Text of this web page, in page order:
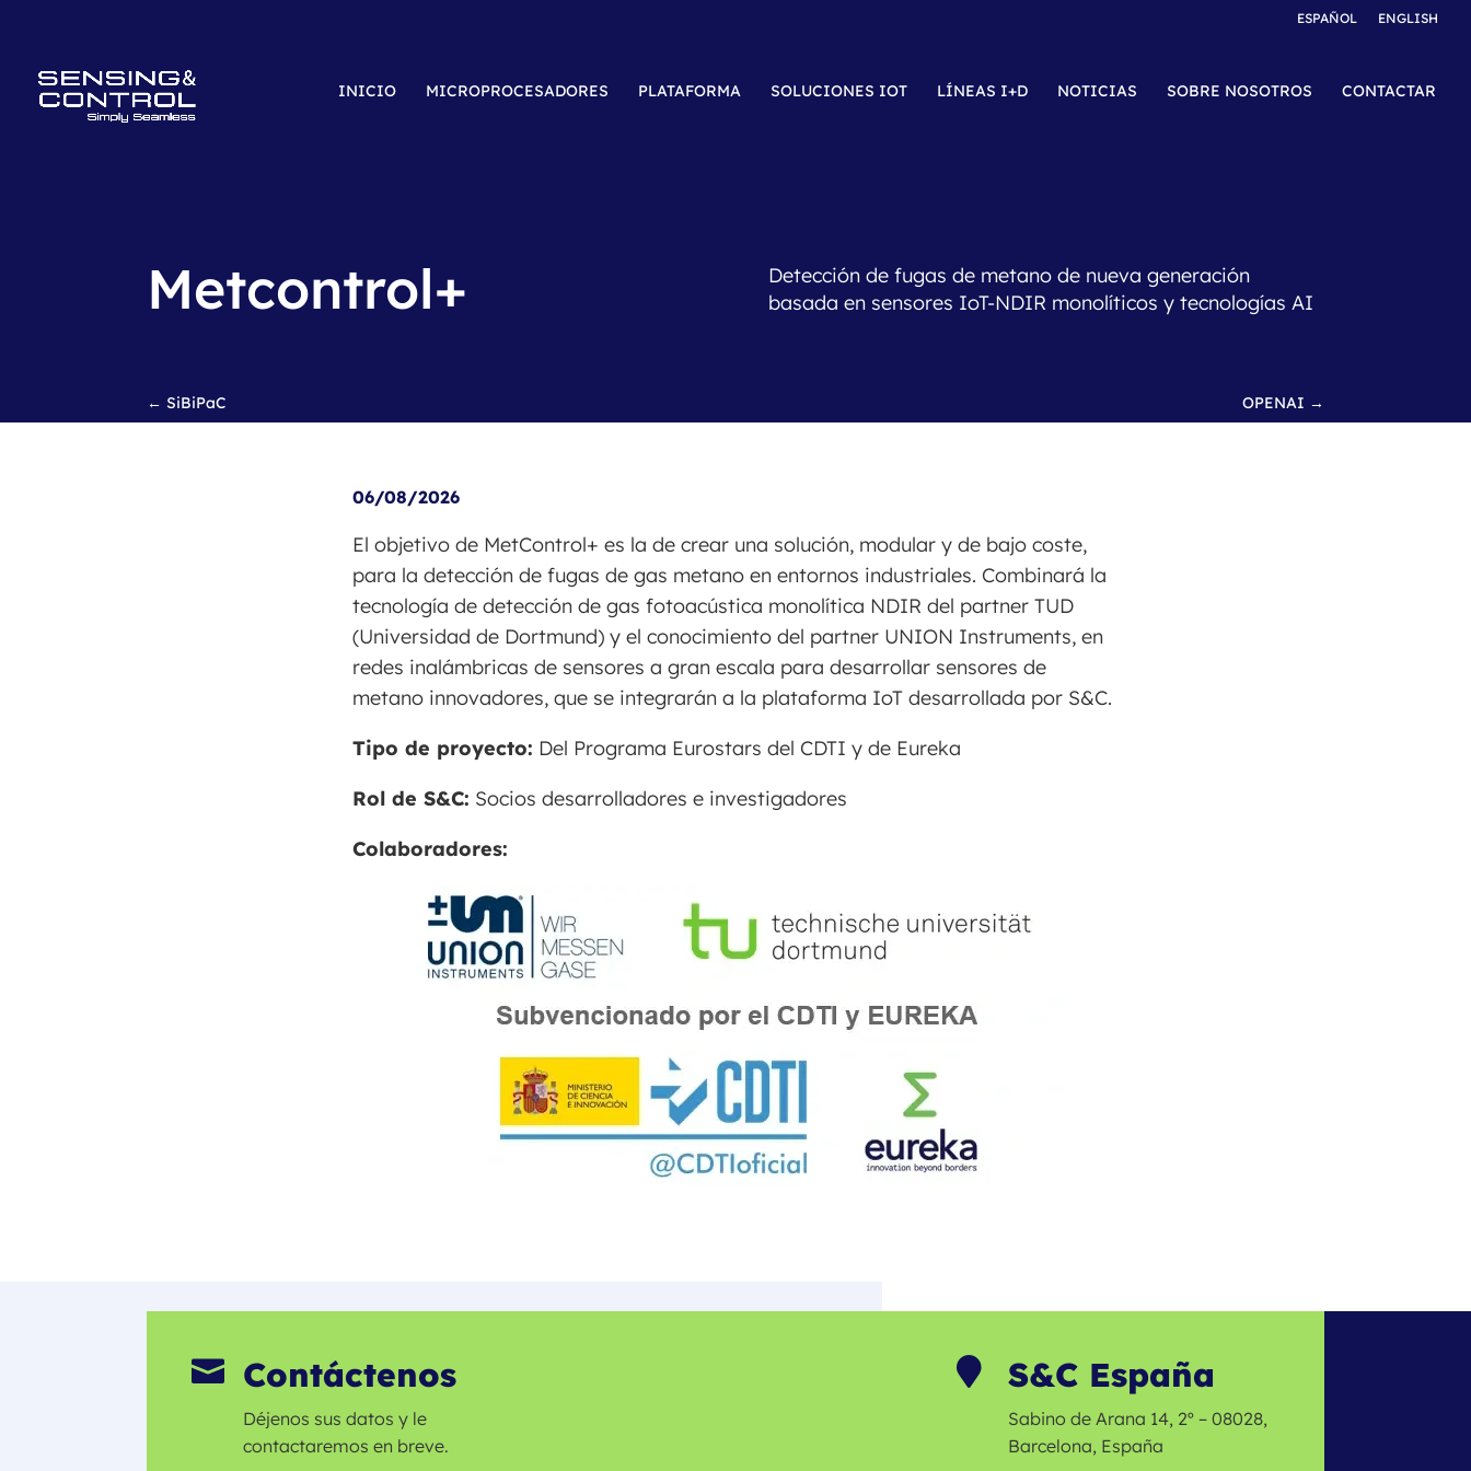
ESPAÑOL ENGLISH
INICIO MICROPROCESADORES PLATAFORMA SOLUCIONES IOT LÍNEAS I+D NOTICIAS SOBRE NOSOTROS CONTACTAR
Metcontrol+
Detección de fugas de metano de nueva generación
basada en sensores IoT-NDIR monolíticos y tecnologías AI
← SiBiPaC OPENAI →
06/08/2026
El objetivo de MetControl+ es la de crear una solución, modular y de bajo coste,
para la detección de fugas de gas metano en entornos industriales. Combinará la
tecnología de detección de gas fotoacústica monolítica NDIR del partner TUD
(Universidad de Dortmund) y el conocimiento del partner UNION Instruments, en
redes inalámbricas de sensores a gran escala para desarrollar sensores de
metano innovadores, que se integrarán a la plataforma IoT desarrollada por S&C.
Tipo de proyecto: Del Programa Eurostars del CDTI y de Eureka
Rol de S&C: Socios desarrolladores e investigadores
Colaboradores:
 Contáctenos
Déjenos sus datos y le
contactaremos en breve.
 S&C España
Sabino de Arana 14, 2º – 08028,
Barcelona, España